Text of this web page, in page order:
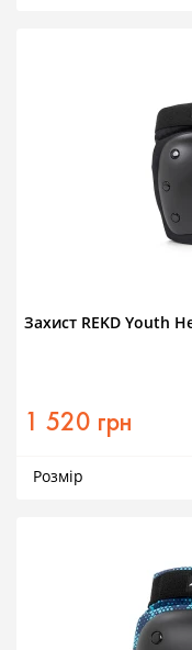
Захист REKD Youth
1 520 грн
Розмір